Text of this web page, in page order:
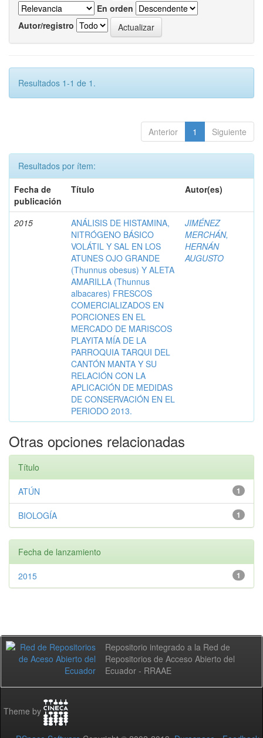
En orden
Autor/registro
Resultados 1-1 de 1.
Anterior 1 Siguiente
Resultados por ítem:
Fecha de
publicación
Título Autor(es)
2015
ANÁLISIS DE HISTAMINA,
NITRÓGENO BÁSICO
VOLÁTIL Y SAL EN LOS
ATUNES OJO GRANDE
(Thunnus obesus) Y ALETA
AMARILLA (Thunnus
albacares) FRESCOS
COMERCIALIZADOS EN
PORCIONES EN EL
MERCADO DE MARISCOS
PLAYITA MÍA DE LA
PARROQUIA TARQUI DEL
CANTÓN MANTA Y SU
RELACIÓN CON LA
APLICACIÓN DE MEDIDAS
DE CONSERVACIÓN EN EL
PERIODO 2013.
JIMÉNEZ
MERCHÁN,
HERNÁN
AUGUSTO
Otras opciones relacionadas
Título
1
ATÚN
1
BIOLOGÍA
Fecha de lanzamiento
1
2015
Repositorio integrado a la Red de
Repositorios de Acceso Abierto del
Ecuador - RRAAE
Theme by